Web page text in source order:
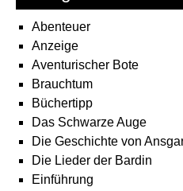
Abenteuer
Anzeige
Aventurischer Bote
Brauchtum
Büchertipp
Das Schwarze Auge
Die Geschichte von
Die Lieder der Bardin
Einführung